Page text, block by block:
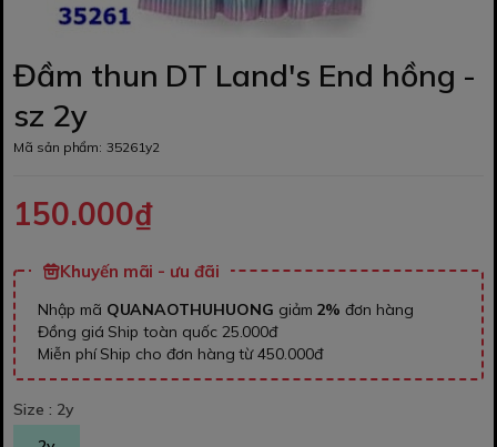
Đầm thun DT Land's End hồng -
sz 2y
Mã sản phẩm: 35261y2
150.000₫
Khuyến mãi - ưu đãi
Nhập mã QUANAOTHUHUONG giảm 2% đơn hàng
Đồng giá Ship toàn quốc 25.000đ
Miễn phí Ship cho đơn hàng từ 450.000đ
Size : 2y